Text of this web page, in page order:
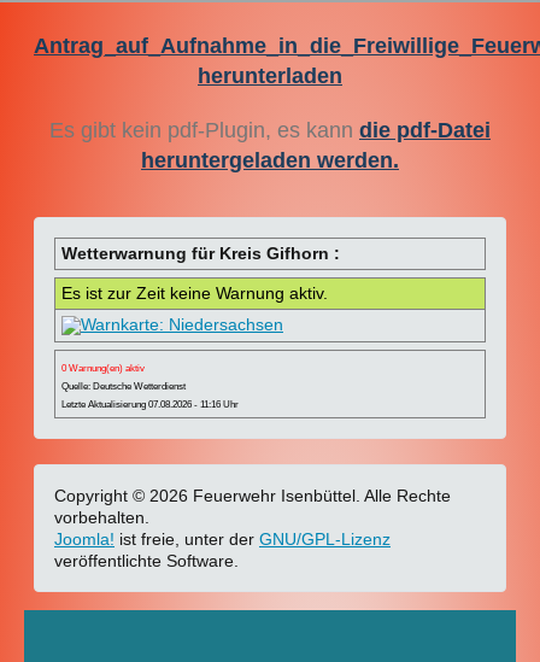
herunterladen
Es gibt kein pdf-Plugin, es kann die pdf-Datei
heruntergeladen werden.
Wetterwarnung für Kreis Gifhorn :
Es ist zur Zeit keine Warnung aktiv.
0 Warnung(en) aktiv
Quelle: Deutsche Wetterdienst
Letzte Aktualisierung 07.08.2026 - 11:16 Uhr
Copyright © 2026 Feuerwehr Isenbüttel. Alle Rechte
vorbehalten.
Joomla! ist freie, unter der GNU/GPL-Lizenz
veröffentlichte Software.